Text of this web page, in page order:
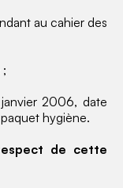
au cahier des
2006, date
hygiène.
de cette